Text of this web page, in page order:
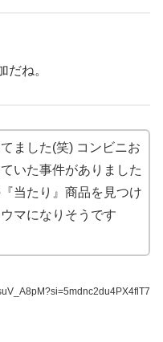
だね。
ました(笑) コンビニお
いた事件がありました
当たり』商品を見つけ
マになりそうです